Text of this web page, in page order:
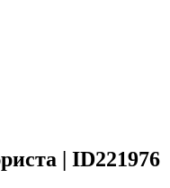
| ID221976